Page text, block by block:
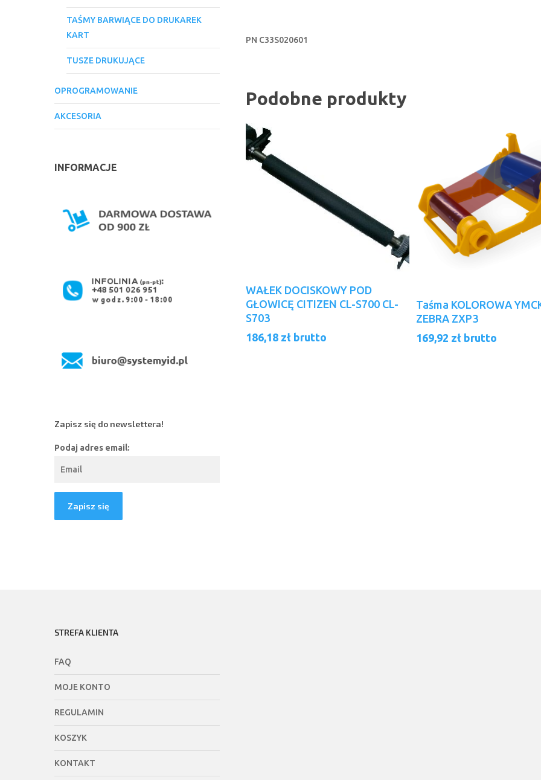
TAŚMY BARWIĄCE DO DRUKAREK
KART
TUSZE DRUKUJĄCE
OPROGRAMOWANIE
AKCESORIA
INFORMACJE
Zapisz się do newslettera!
Podaj adres email:
PN C33S020601
Podobne produkty
WAŁEK DOCISKOWY POD
GŁOWICĘ CITIZEN CL-S700 CL-
S703
186,18 zł brutto
Dodaj Do Koszyka
Taśma KOLOROWA
ZEBRA ZXP3
169,92 zł brutto
STREFA KLIENTA
FAQ
MOJE KONTO
REGULAMIN
KOSZYK
KONTAKT